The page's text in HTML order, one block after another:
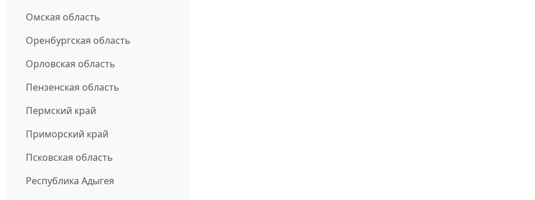
Омская область
Оренбургская область
Орловская область
Пензенская область
Пермский край
Приморский край
Псковская область
Республика Адыгея